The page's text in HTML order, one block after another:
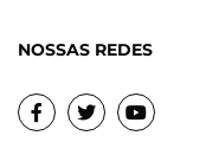
NOSSAS REDES